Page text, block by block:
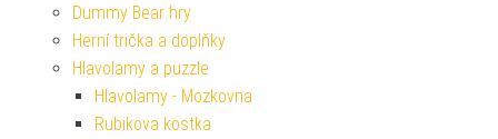
Dummy Bear hry
Herní trička a doplňky
Hlavolamy a puzzle
Hlavolamy - Mozkovna
Rubikova kostka